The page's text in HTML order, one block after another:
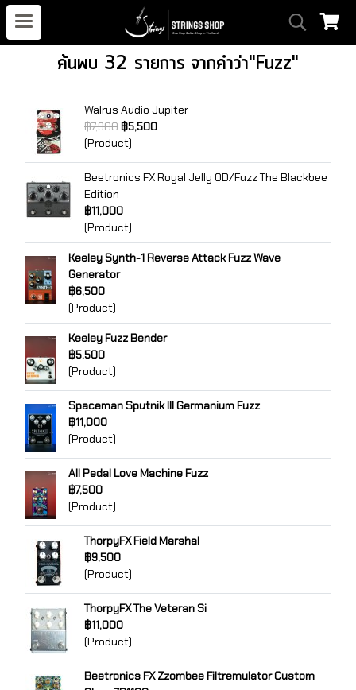
ค้นพบ 32 รายการ จากคำว่า"Fuzz"
Walrus Audio Jupiter
฿7,900฿5,500
(Product)
Beetronics FX Royal Jelly OD/Fuzz The Blackbee
Edition
฿11,000
(Product)
Keeley Synth-1 Reverse Attack Fuzz Wave
Generator
฿6,500
(Product)
Keeley Fuzz Bender
฿5,500
(Product)
Spaceman Sputnik III Germanium Fuzz
฿11,000
(Product)
All Pedal Love Machine Fuzz
฿7,500
(Product)
ThorpyFX Field Marshal
฿9,500
(Product)
ThorpyFX The Veteran Si
฿11,000
(Product)
Beetronics FX Zzombee Filtremulator Custom